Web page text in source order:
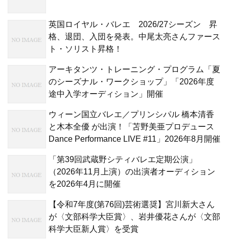
英国ロイヤル・バレエ 2026/27シーズン 昇
格、退団、入団を発表。中尾太亮さんファース
ト・ソリスト昇格！
アーキタンツ・トレーニング・プログラム「夏
のシーズナル・ワークショップ」「2026年度
途中入学オーディション」開催
ウィーン国立バレエ／プリンシパル 橋本清香
と木本全優 が出演！「苫野美亜プロデュース
Dance Performance LIVE #11」2026年8月開催
「第39回武蔵野シティバレエ定期公演」
（2026年11月上演）の出演者オーディション
を2026年4月に開催
【令和7年度(第76回)芸術選奨】宮川新大さん
が〈文部科学大臣賞〉、岩井優花さんが〈文部
科学大臣新人賞〉を受賞